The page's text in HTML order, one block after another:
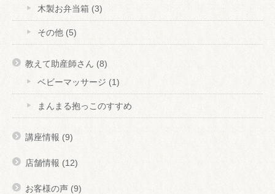
木製お弁当箱 (3)
その他 (5)
教えて助産師さん (8)
ベビーマッサージ (1)
まんまる抱っこのすすめ
講座情報 (9)
店舗情報 (12)
お客様の声 (9)